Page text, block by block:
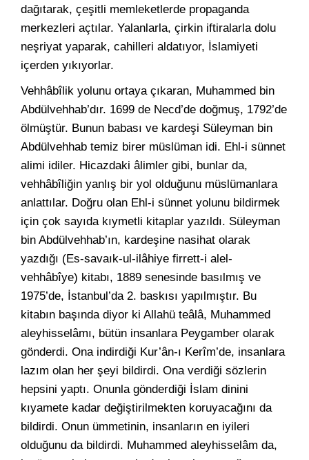
dağıtarak, çeşitli memleketlerde propaganda
merkezleri açtılar. Yalanlarla, çirkin iftiralarla dolu
neşriyat yaparak, cahilleri aldatıyor, İslamiyeti
içerden yıkıyorlar.
Vehhâbîlik yolunu ortaya çıkaran, Muhammed bin
Abdülvehhab’dır. 1699 de Necd’de doğmuş, 1792’de
ölmüştür. Bunun babası ve kardeşi Süleyman bin
Abdülvehhab temiz birer müslüman idi. Ehl-i sünnet
alimi idiler. Hicazdaki âlimler gibi, bunlar da,
vehhâbîliğin yanlış bir yol olduğunu müslümanlara
anlattılar. Doğru olan Ehl-i sünnet yolunu bildirmek
için çok sayıda kıymetli kitaplar yazıldı. Süleyman
bin Abdülvehhab’ın, kardeşine nasihat olarak
yazdığı (Es-savaık-ul-ilâhiye firrett-i alel-
vehhâbîye) kitabı, 1889 senesinde basılmış ve
1975’de, İstanbul’da 2. baskısı yapılmıştır. Bu
kitabın başında diyor ki Allahü teâlâ, Muhammed
aleyhisselâmı, bütün insanlara Peygamber olarak
gönderdi. Ona indirdiği Kur’ân-ı Kerîm’de, insanlara
lazım olan her şeyi bildirdi. Ona verdiği sözlerin
hepsini yaptı. Onunla gönderdiği İslam dinini
kıyamete kadar değiştirilmekten koruyacağını da
bildirdi. Onun ümmetinin, insanların en iyileri
olduğunu da bildirdi. Muhammed aleyhisselâm da,